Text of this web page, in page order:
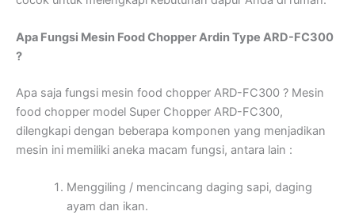
Apa Fungsi Mesin Food Chopper Ardin Type ARD-FC300
?
Apa saja fungsi mesin food chopper ARD-FC300 ? Mesin
food chopper model Super Chopper ARD-FC300,
dilengkapi dengan beberapa komponen yang menjadikan
mesin ini memiliki aneka macam fungsi, antara lain :
Menggiling / mencincang daging sapi, daging
ayam dan ikan.